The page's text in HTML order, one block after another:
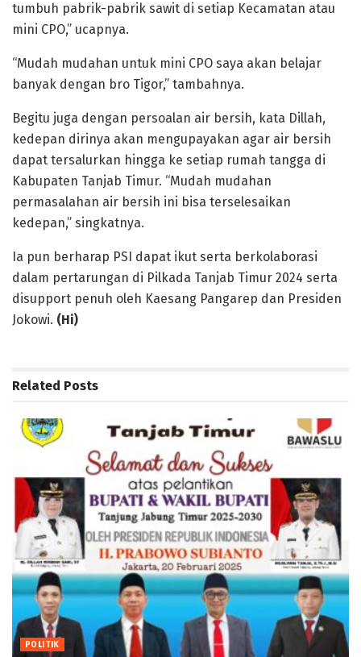
tumbuh pabrik-pabrik sawit di setiap Kecamatan atau
mini CPO,” ucapnya.
“Mudah mudahan untuk mini CPO saya akan belajar
banyak dengan bro Tigor,” tambahnya.
Begitu juga dengan persoalan air bersih, kata Dillah,
kedepan dirinya akan mengupayakan agar air bersih
dapat tersalurkan hingga ke setiap rumah tangga di
Kabupaten Tanjab Timur. “Mudah mudahan
permasalahan air bersih ini bisa terselesaikan
kedepan,” singkatnya.
Ia pun berharap PSI dapat ikut serta berkolaborasi
dalam pertarungan di Pilkada Tanjab Timur 2024 serta
disupport penuh oleh Kaesang Pangarep dan Presiden
Jokowi. (Hi)
Related Posts
POLITIK